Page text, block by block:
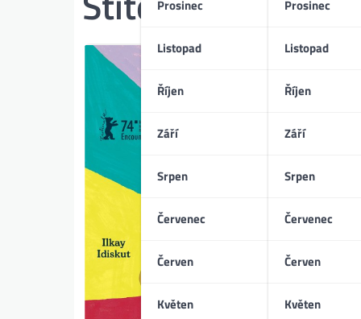
Prosinec
Listopad
Říjen
Září
Srpen
Červenec
Červen
Květen
Prosinec
Listopad
Říjen
Září
Srpen
Červenec
Červen
Květen